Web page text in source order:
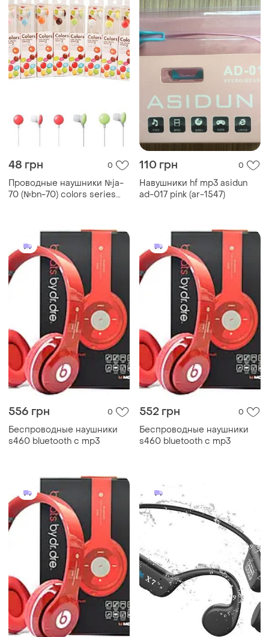
48 грн 0
Проводные наушники №ja-
70 (№bn-70) colors series
110 грн 0
Навушники hf mp3 asidun
ad-017 pink (ar-1547)
556 грн 0
Беспроводные наушники
s460 bluetooth с mp3
552 грн 0
Беспроводные наушники
s460 bluetooth с mp3